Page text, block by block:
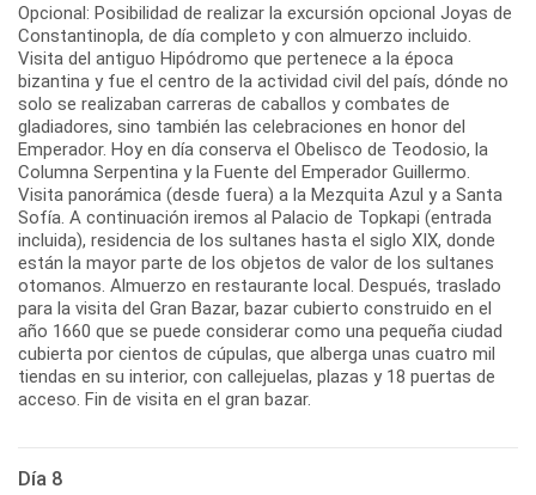
Opcional: Posibilidad de realizar la excursión opcional Joyas de
Constantinopla, de día completo y con almuerzo incluido.
Visita del antiguo Hipódromo que pertenece a la época
bizantina y fue el centro de la actividad civil del país, dónde no
solo se realizaban carreras de caballos y combates de
gladiadores, sino también las celebraciones en honor del
Emperador. Hoy en día conserva el Obelisco de Teodosio, la
Columna Serpentina y la Fuente del Emperador Guillermo.
Visita panorámica (desde fuera) a la Mezquita Azul y a Santa
Sofía. A continuación iremos al Palacio de Topkapi (entrada
incluida), residencia de los sultanes hasta el siglo XIX, donde
están la mayor parte de los objetos de valor de los sultanes
otomanos. Almuerzo en restaurante local. Después, traslado
para la visita del Gran Bazar, bazar cubierto construido en el
año 1660 que se puede considerar como una pequeña ciudad
cubierta por cientos de cúpulas, que alberga unas cuatro mil
tiendas en su interior, con callejuelas, plazas y 18 puertas de
acceso. Fin de visita en el gran bazar.
Día 8